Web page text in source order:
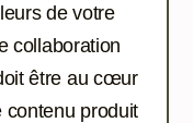
de votre
collaboration
être au cœur
contenu produit